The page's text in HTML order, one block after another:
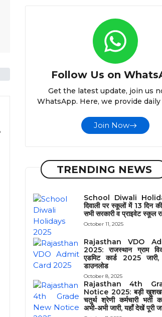
Follow Us on
Get the latest update, join us
WhatsApp. Here, we provide daily
Join Now
TRENDING NEWS
School Diwali
दिवाली पर स्कूलों में 13 दिन
सभी सरकारी व प्राइवेट स्कूल
October 11, 2025
Rajasthan VDO
2025: राजस्थान ग्राम
एडमिट कार्ड 2025
डाउनलोड
October 8, 2025
Rajasthan 4th
Notice 2025: बड़ी
चतुर्थ श्रेणी कर्मचारी भर्ती
अभी-अभी जारी, यहाँ देखें पूरी